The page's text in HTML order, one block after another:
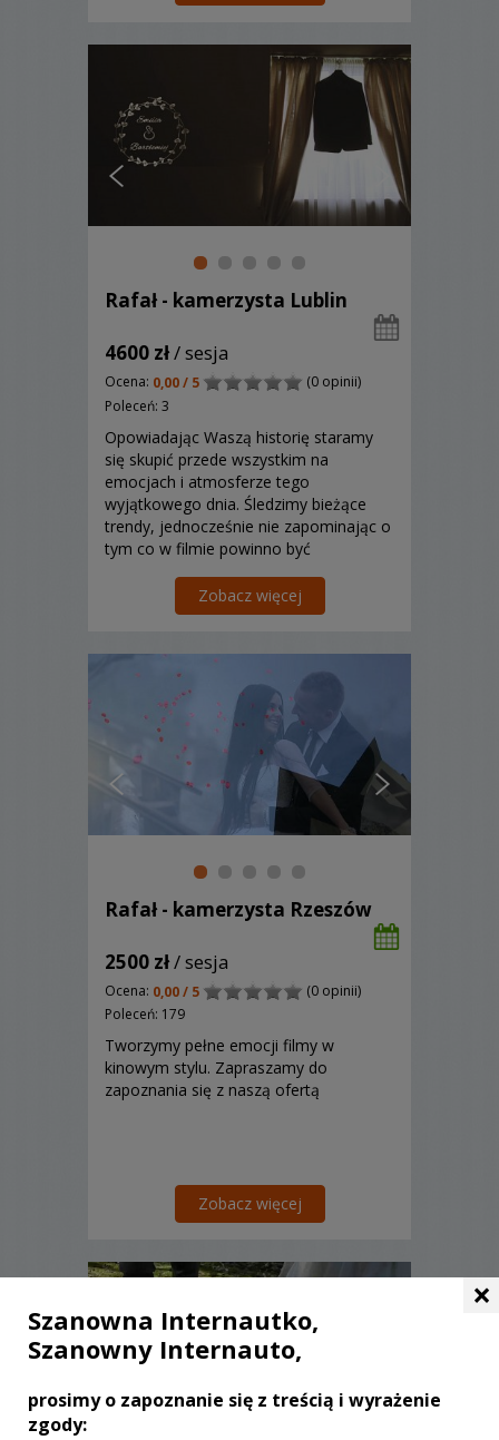
Rafał - kamerzysta Lublin
4600 zł/ sesja
Ocena: 0,00 / 5
(0 opinii)
Poleceń: 3
Opowiadając Waszą historię staramy
się skupić przede wszystkim na
emocjach i atmosferze tego
wyjątkowego dnia. Śledzimy bieżące
trendy, jednocześnie nie zapominając o
tym co w filmie powinno być
Zobacz więcej
Rafał - kamerzysta Rzeszów
2500 zł/ sesja
Ocena: 0,00 / 5
(0 opinii)
Poleceń: 179
Tworzymy pełne emocji filmy w
kinowym stylu. Zapraszamy do
zapoznania się z naszą ofertą
Zobacz więcej
×
Szanowna Internautko,
Szanowny Internauto,
prosimy o zapoznanie się z treścią i wyrażenie
zgody: